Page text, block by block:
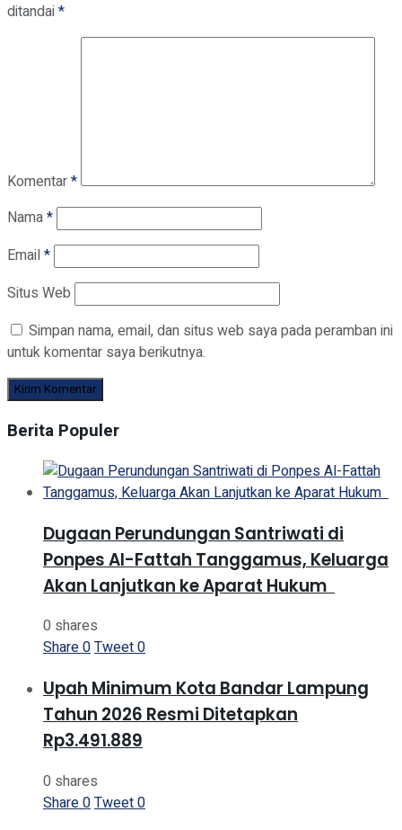
ditandai*
Komentar*
Nama*
Email*
Situs Web
Simpan nama, email, dan situs web saya pada peramban ini
untuk komentar saya berikutnya.
Berita Populer
Dugaan Perundungan Santriwati di
Ponpes Al-Fattah Tanggamus, Keluarga
Akan Lanjutkan ke Aparat Hukum ‎
0 shares
Share0Tweet0
Upah Minimum Kota Bandar Lampung
Tahun 2026 Resmi Ditetapkan
Rp3.491.889
0 shares
Share0Tweet0